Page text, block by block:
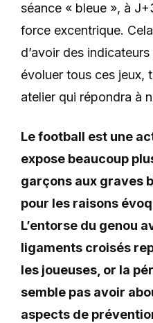
séance « bleue », à
force excentrique.
d’avoir des
évoluer tous ces jeux,
atelier qui répondra à
Le football est une
expose beaucoup
garçons aux graves
pour les raisons
L’entorse du genou
ligaments croisés
les joueuses, or la
semble pas avoir
aspects de